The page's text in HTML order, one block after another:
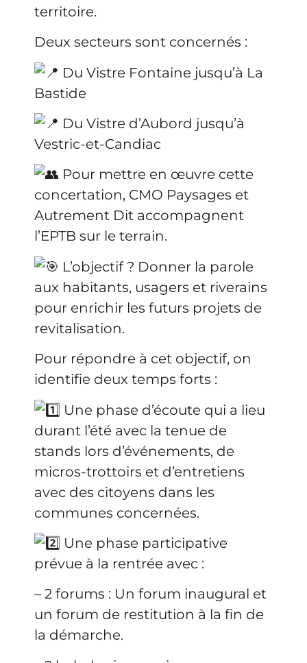
territoire.
Deux secteurs sont concernés :
Du Vistre Fontaine jusqu’à La
Bastide
Du Vistre d’Aubord jusqu’à
Vestric-et-Candiac
Pour mettre en œuvre cette
concertation, CMO Paysages et
Autrement Dit accompagnent
l’EPTB sur le terrain.
L’objectif ? Donner la parole
aux habitants, usagers et riverains
pour enrichir les futurs projets de
revitalisation.
Pour répondre à cet objectif, on
identifie deux temps forts :
Une phase d’écoute qui a lieu
durant l’été avec la tenue de
stands lors d’événements, de
micros-trottoirs et d’entretiens
avec des citoyens dans les
communes concernées.
Une phase participative
prévue à la rentrée avec :
– 2 forums : Un forum inaugural et
un forum de restitution à la fin de
la démarche.